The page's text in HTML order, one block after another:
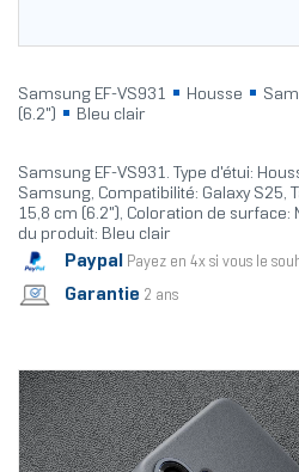
Samsung EF-VS931 Housse
(6.2")
Bleu clair
Samsung EF-VS931. Type d'étui:
Samsung, Compatibilité: Galaxy S25,
15,8 cm (6.2"), Coloration de
du produit: Bleu clair
Paypal Payez en 4x si vous le
Garantie 2 ans